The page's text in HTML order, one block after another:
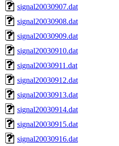
signal20030907.dat
signal20030908.dat
signal20030909.dat
signal20030910.dat
signal20030911.dat
signal20030912.dat
signal20030913.dat
signal20030914.dat
signal20030915.dat
signal20030916.dat